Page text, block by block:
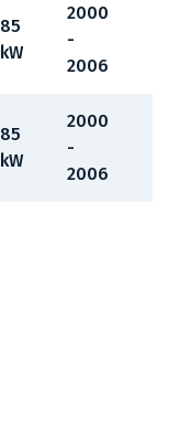
85
kW
2000
-
2006
85
kW
2000
-
2006